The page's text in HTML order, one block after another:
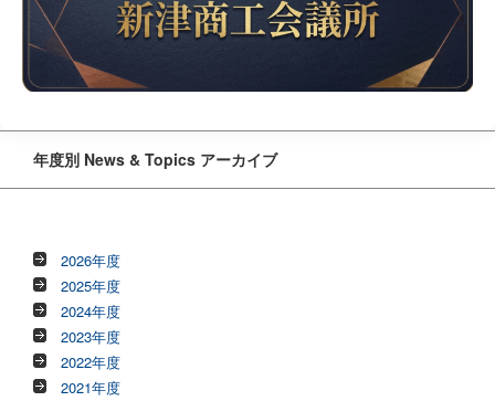
年度別 News & Topics アーカイブ
2026年度
2025年度
2024年度
2023年度
2022年度
2021年度